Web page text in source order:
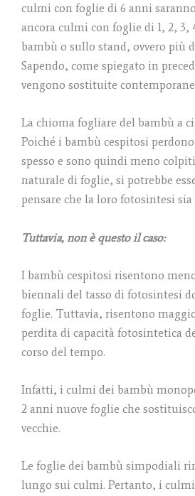
culmi con foglie di 6 anni
ancora culmi con foglie di 1, 2, 3,
bambù o sullo stand, ovvero più
Sapendo, come spiegato in
vengono sostituite
La chioma fogliare del bambù a
Poiché i bambù cespitosi
spesso e sono quindi meno
naturale di foglie, si potrebbe
pensare che la loro fotosintesi
Tuttavia, non è questo il caso:
I bambù cespitosi risentono
biennali del tasso di fotosintesi
foglie. Tuttavia, risentono
perdita di capacità fotosintetica
corso del tempo.
Infatti, i culmi dei bambù
2 anni nuove foglie che
vecchie.
Le foglie dei bambù simpodiali
lungo sui culmi. Pertanto, i